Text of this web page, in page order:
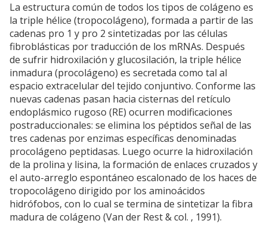
La estructura común de todos los tipos de colágeno es
la triple hélice (tropocolágeno), formada a partir de las
cadenas pro 1 y pro 2 sintetizadas por las células
fibroblásticas por traducción de los mRNAs. Después
de sufrir hidroxilación y glucosilación, la triple hélice
inmadura (procolágeno) es secretada como tal al
espacio extracelular del tejido conjuntivo. Conforme las
nuevas cadenas pasan hacia cisternas del retículo
endoplásmico rugoso (RE) ocurren modificaciones
postraduccionales: se elimina los péptidos señal de las
tres cadenas por enzimas específicas denominadas
procolágeno peptidasas. Luego ocurre la hidroxilación
de la prolina y lisina, la formación de enlaces cruzados y
el auto-arreglo espontáneo escalonado de los haces de
tropocolágeno dirigido por los aminoácidos
hidrófobos, con lo cual se termina de sintetizar la fibra
madura de colágeno (Van der Rest & col. , 1991).